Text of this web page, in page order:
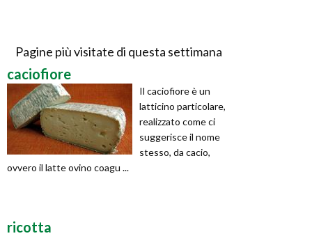
Pagine più visitate di questa settimana
caciofiore
Il caciofiore è un
latticino particolare,
realizzato come ci
suggerisce il nome
stesso, da cacio,
ovvero il latte ovino coagu ...
ricotta